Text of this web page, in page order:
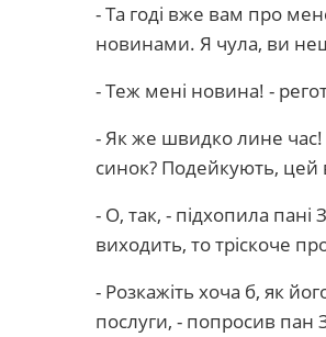
- Та годі вже вам про
новинами. Я чула, ви
- Теж мені новина! -
- Як же швидко лине час!
синок? Подейкують,
- О, так, - підхопила пані
виходить, то тріскоче
- Розкажіть хоча б, як
послуги, - попросив